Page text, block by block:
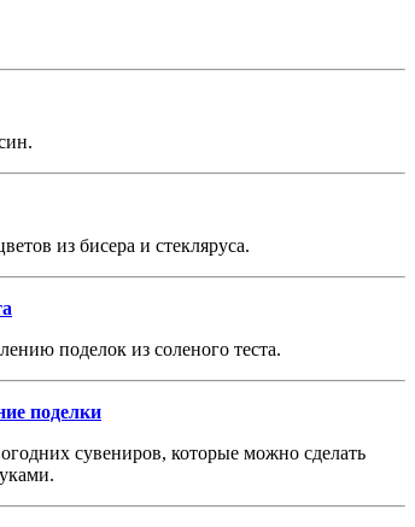
из бисера и стекляруса.
поделок из соленого теста.
поделки
сувениров, которые можно сделать